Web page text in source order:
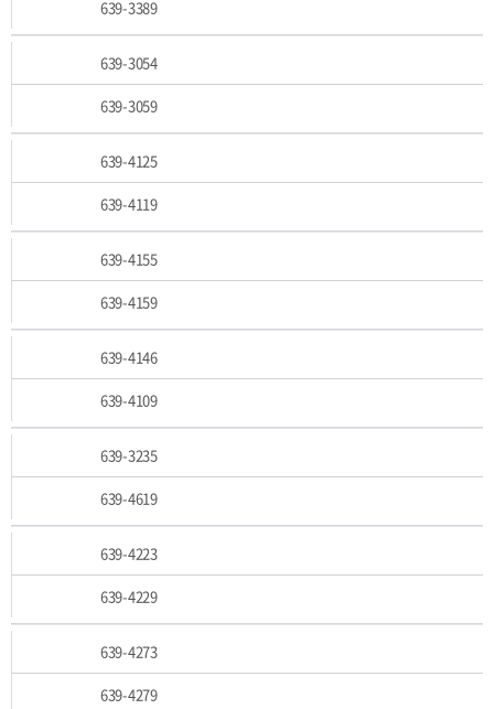
639-3389
639-3054
639-3059
639-4125
639-4119
639-4155
639-4159
639-4146
639-4109
639-3235
639-4619
639-4223
639-4229
639-4273
639-4279